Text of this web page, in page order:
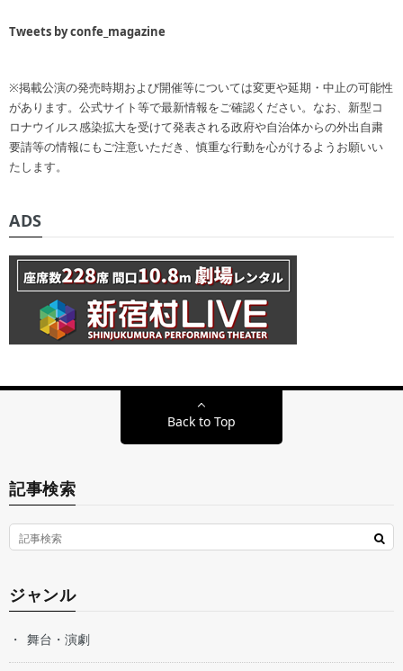
Tweets by confe_magazine
※掲載公演の発売時期および開催等については変更や延期・中止の可能性
があります。公式サイト等で最新情報をご確認ください。なお、新型コ
ロナウイルス感染拡大を受けて発表される政府や自治体からの外出自粛
要請等の情報にもご注意いただき、慎重な行動を心がけるようお願いい
たします。
ADS
Back to Top
記事検索
ジャンル
舞台・演劇